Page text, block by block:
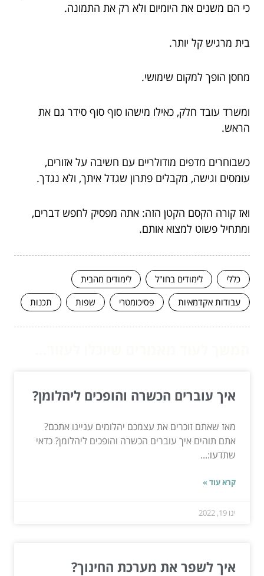
כי הם משנים את היומיום ולא רק את התמונה.
בית מרגיש קל יותר.
מחסן הופך למקום שימושי.
ומשרד עובד חלק, כאילו מישהו סוף סוף סידר גם את
הראש.
כשבוחרים מדפים מודולריים עם חשיבה על אזורים,
עומסים וגישה, מקבלים פתרון שגדל איתך, ולא נגדך.
ואז קורה הקסם הקטן הזה: אתה מפסיק לחפש דברים,
ומתחיל פשוט למצוא אותם.
כללי לימודים בחו"ל
לימודים מהבית
עבודות אקדמאיות
פסיכומטרי שפות תכנות
איך עוברים הכשרה והופכים ליהלומן?
מאז שאתם זוכרים את עצמכם יהלומים עניינו אתכם?
אתם תוהים איך עוברים הכשרה והופכים ליהלומן? כדאי
שתדעו:...
קרא עוד »
ינו 19, 2022
איך לשפר את מערכת החינוך?